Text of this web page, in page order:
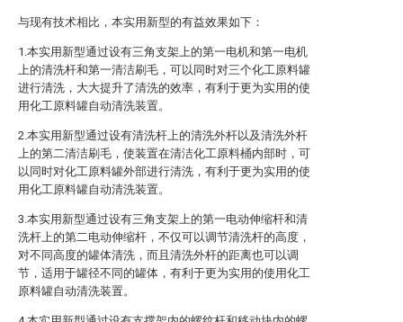
与现有技术相比，本实用新型的有益效果如下：
1.本实用新型通过设有三角支架上的第一电机和第一电机
上的清洗杆和第一清洁刷毛，可以同时对三个化工原料罐
进行清洗，大大提升了清洗的效率，有利于更为实用的使
用化工原料罐自动清洗装置。
2.本实用新型通过设有清洗杆上的清洗外杆以及清洗外杆
上的第二清洁刷毛，使装置在清洁化工原料桶内部时，可
以同时对化工原料罐外部进行清洗，有利于更为实用的使
用化工原料罐自动清洗装置。
3.本实用新型通过设有三角支架上的第一电动伸缩杆和清
洗杆上的第二电动伸缩杆，不仅可以调节清洗杆的高度，
对不同高度的罐体清洗，而且清洗外杆的距离也可以调
节，适用于罐径不同的罐体，有利于更为实用的使用化工
原料罐自动清洗装置。